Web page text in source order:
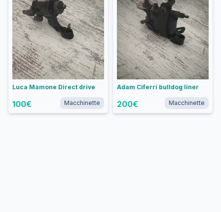
Luca Mamone Direct drive
100€ Macchinette
Adam Ciferri bulldog liner
200€ Macchinette